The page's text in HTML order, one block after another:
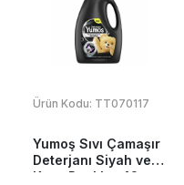
Ürün Kodu: TT070117
Yumoş Sıvı Çamaşır
Deterjanı Siyah ve
Koyu Renkler 42